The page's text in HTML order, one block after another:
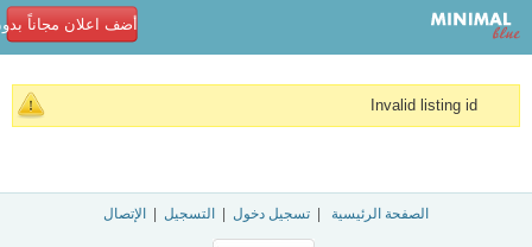
أضف اعلان مجاناً
Invalid listing id
الصفحة الرئيسية تسجيل دخول التسجيل الإتصال